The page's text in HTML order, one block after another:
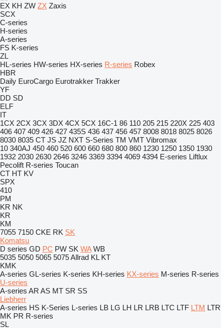
EX KH ZW ZX Zaxis
SCX
C-series
H-series
A-series
FS K-series
ZL
HL-series HW-series HX-series R-series Robex
HBR
Daily EuroCargo Eurotrakker Trakker
YF
DD SD
ELF
IT
1CX 2CX 3CX 3DX 4CX 5CX 16C-1 86 110 205 215 220X 225 403
406 407 409 426 427 435S 436 437 456 457 8008 8018 8025 8026
8030 8035 CT JS JZ NXT S-Series TM VMT Vibromax
10 340AJ 450 460 520 600 660 680 800 860 1230 1250 1350 1930
1932 2030 2630 2646 3246 3369 3394 4069 4394 E-series Liftlux
Pecolift R-series Toucan
CT HT KV
SPX
410
PM
KR NK
KR
KM
7055 7150 CKE RK SK
Komatsu
D series GD PC PW SK WA WB
5035 5050 5065 5075Allrad KL KT
KMK
A-series GL-series K-series KH-series KX-series M-series R-series
U-series
A-series AR AS MT SR SS
Liebherr
A-series HS K-Series L-series LB LG LH LR LRB LTC LTF LTM LTR
MK PR R-series
SL